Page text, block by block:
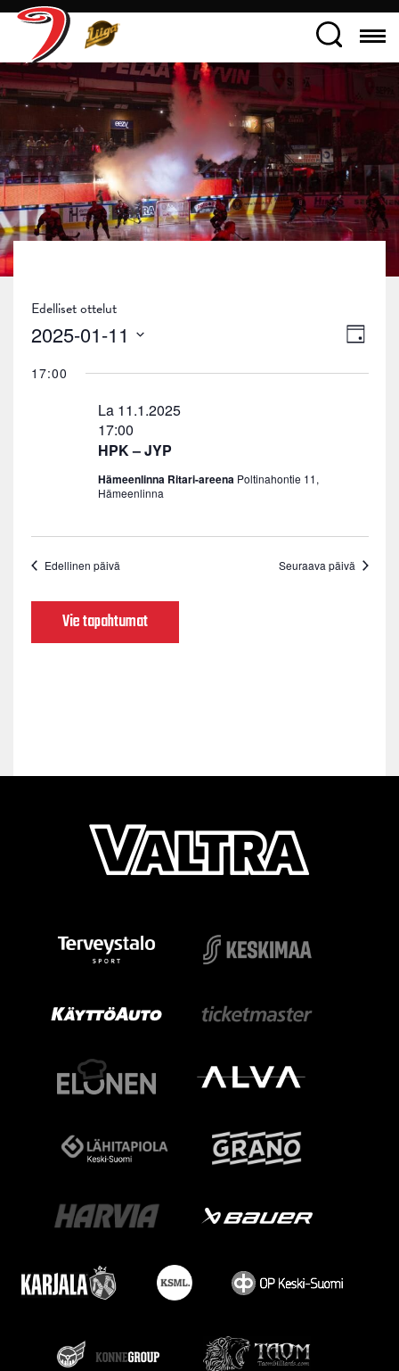
Edelliset ottelut
Päivä
2025-01-11
päivä.
17:00
HPK – JYP
La 11.1.2025
17:00
Hämeenlinna Ritari-areena Poltinahontie 11,
Hämeenlinna
Edellinen päivä Seuraava päivä
Vie tapahtumat